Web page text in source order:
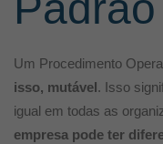
Um Procedimento
isso, mutável. Isso
igual em todas as
empresa pode ter